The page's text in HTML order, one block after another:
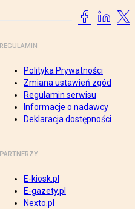
REGULAMIN
Polityka Prywatności
Zmiana ustawień zgód
Regulamin serwisu
Informacje o nadawcy
Deklaracja dostępności
PARTNERZY
E-kiosk.pl
E-gazety.pl
Nexto.pl